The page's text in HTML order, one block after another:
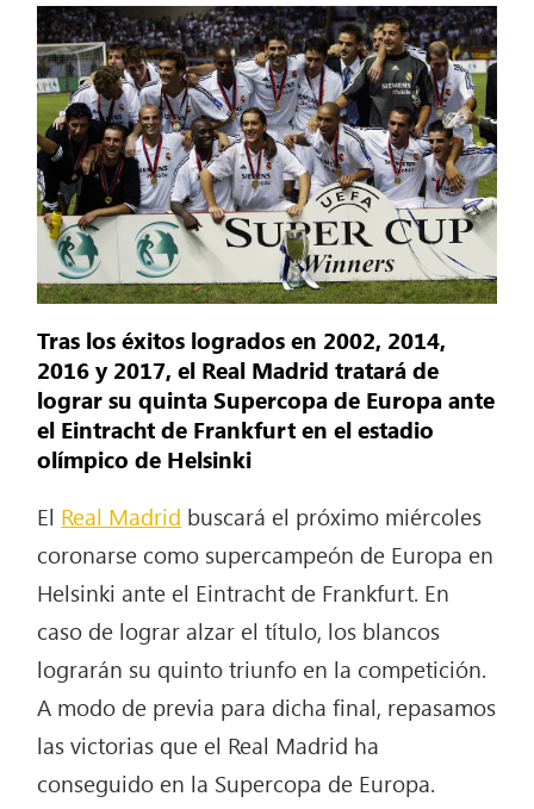
Tras los éxitos logrados en 2002, 2014,
2016 y 2017, el Real Madrid tratará de
lograr su quinta Supercopa de Europa ante
el Eintracht de Frankfurt en el estadio
olímpico de Helsinki
El Real Madrid buscará el próximo miércoles
coronarse como supercampeón de Europa en
Helsinki ante el Eintracht de Frankfurt. En
caso de lograr alzar el título, los blancos
lograrán su quinto triunfo en la competición.
A modo de previa para dicha final, repasamos
las victorias que el Real Madrid ha
conseguido en la Supercopa de Europa.